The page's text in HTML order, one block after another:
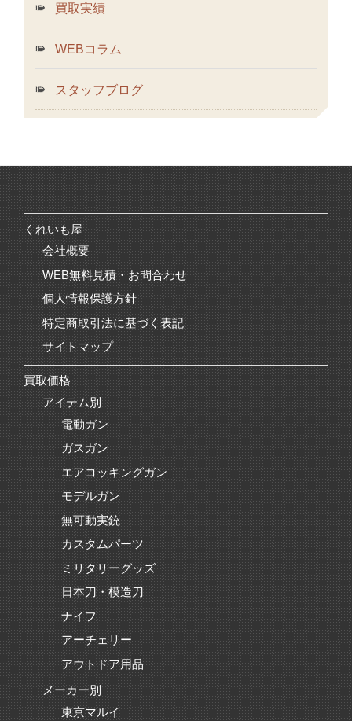
買取実績
WEBコラム
スタッフブログ
くれいも屋
会社概要
WEB無料見積・お問合わせ
個人情報保護方針
特定商取引法に基づく表記
サイトマップ
買取価格
アイテム別
電動ガン
ガスガン
エアコッキングガン
モデルガン
無可動実銃
カスタムパーツ
ミリタリーグッズ
日本刀・模造刀
ナイフ
アーチェリー
アウトドア用品
メーカー別
東京マルイ